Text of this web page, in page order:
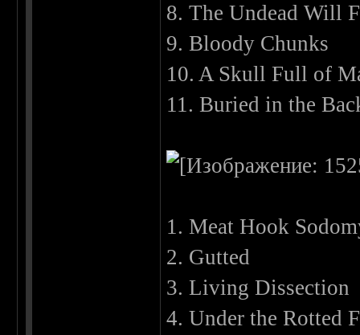
8. The Undead Will
9. Bloody Chunks
10. A Skull Full of
11. Buried in the
1. Meat Hook
2. Gutted
3. Living Dissection
4. Under the Rotted